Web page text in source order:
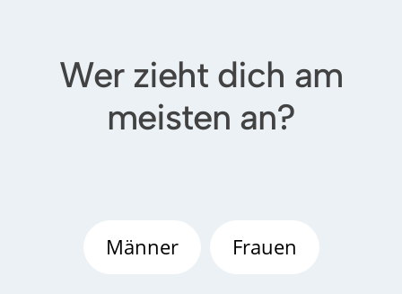
Wer zieht dich am
meisten an?
Männer Frauen